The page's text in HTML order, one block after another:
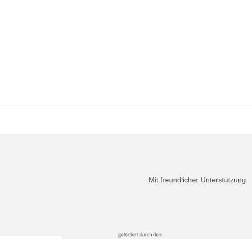
Mit freundlicher Unterstützung: